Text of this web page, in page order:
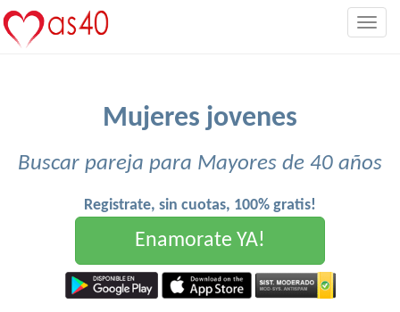
Mujeres jovenes
Buscar pareja para Mayores de 40 años
Registrate, sin cuotas, 100% gratis!
Enamorate YA!